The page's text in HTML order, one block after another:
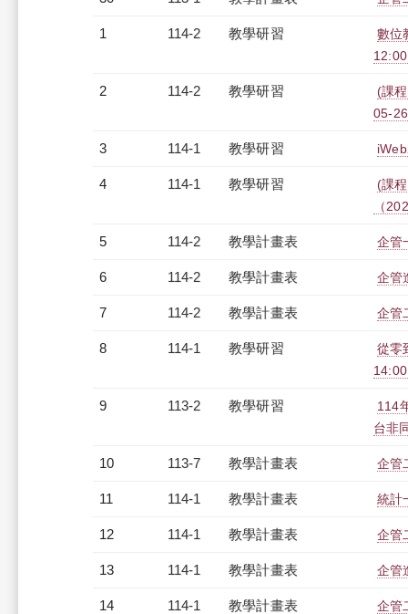
1 114-2 教學研習
數位
2 114-2 教學研習
(課
05-
3 114-1 教學研習
4 114-1 教學研習
(課
（
5 114-2 教學計畫表 企管
6 114-2 教學計畫表 企管
7 114-2 教學計畫表 企管
8 114-1 教學研習
從零
9 113-2 教學研習
114
台非
10 113-7 教學計畫表 企管
11 114-1 教學計畫表 統計
12 114-1 教學計畫表 企管
13 114-1 教學計畫表 企管
14 114-1 教學計畫表 企管